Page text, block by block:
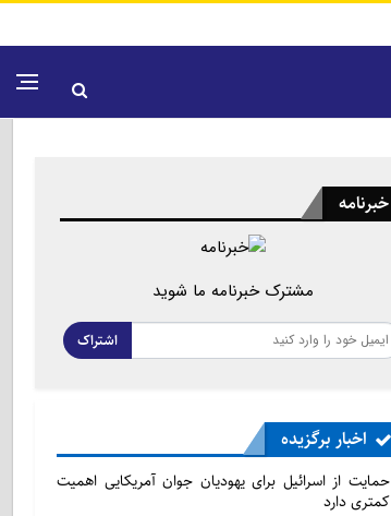
خبرنامه
مشترک خبرنامه ما شوید
اشتراک
اخبار برگزیده
حمایت از اسرائیل برای یهودیان جوان آمریکایی اهمیت
کمتری دارد